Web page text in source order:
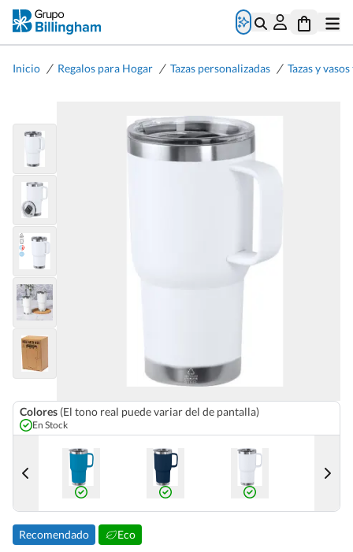
Inicio / Regalos para Hogar / Tazas personalizadas / Tazas y
Colores (El tono real puede variar del de pantalla)
En Stock
Recomendado Eco